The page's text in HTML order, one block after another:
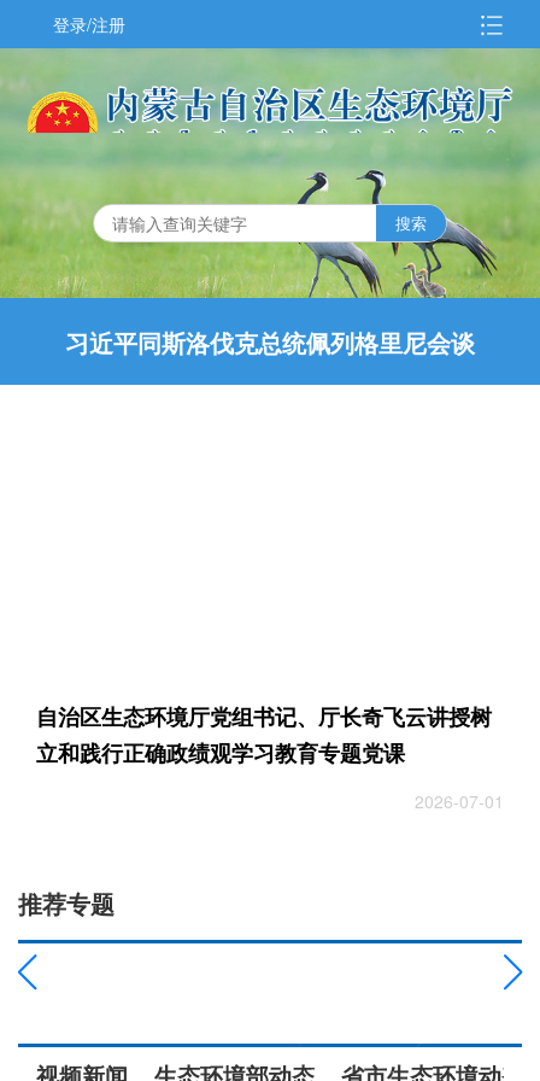
登录/注册
习近平同斯洛伐克总统佩列格里尼会谈
自治区生态环境厅党组书记、厅长奇飞云讲授树
立和践行正确政绩观学习教育专题党课
2026-07-01
推荐专题